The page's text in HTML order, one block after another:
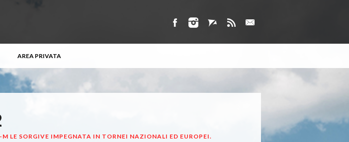
AREA PRIVATA
M LE SORGIVE IMPEGNATA IN TORNEI NAZIONALI ED EUROPEI.